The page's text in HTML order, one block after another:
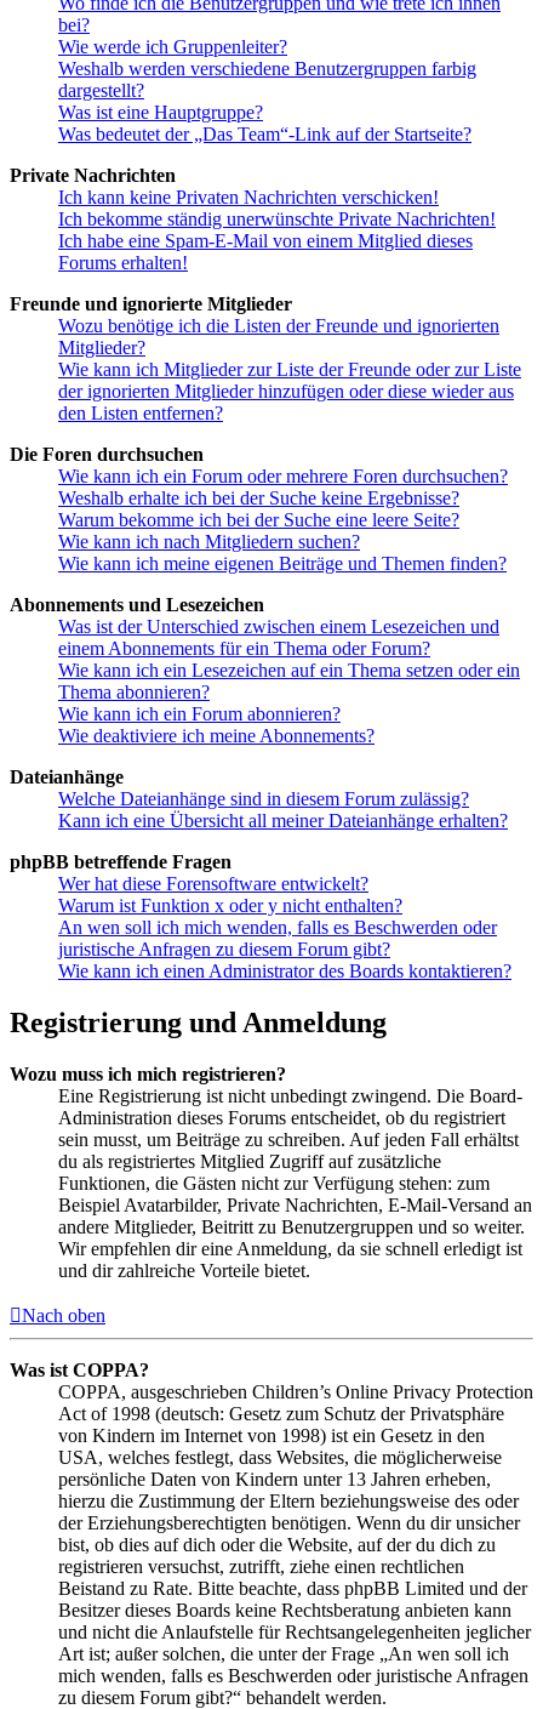
bei?
Wie werde ich Gruppenleiter?
Weshalb werden verschiedene Benutzergruppen farbig
dargestellt?
Was ist eine Hauptgruppe?
Was bedeutet der „Das Team“-Link auf der Startseite?
Private Nachrichten
Ich kann keine Privaten Nachrichten verschicken!
Ich bekomme ständig unerwünschte Private Nachrichten!
Ich habe eine Spam-E-Mail von einem Mitglied dieses
Forums erhalten!
Freunde und ignorierte Mitglieder
Wozu benötige ich die Listen der Freunde und ignorierten
Mitglieder?
Wie kann ich Mitglieder zur Liste der Freunde oder zur Liste
der ignorierten Mitglieder hinzufügen oder diese wieder aus
den Listen entfernen?
Die Foren durchsuchen
Wie kann ich ein Forum oder mehrere Foren durchsuchen?
Weshalb erhalte ich bei der Suche keine Ergebnisse?
Warum bekomme ich bei der Suche eine leere Seite?
Wie kann ich nach Mitgliedern suchen?
Wie kann ich meine eigenen Beiträge und Themen finden?
Abonnements und Lesezeichen
Was ist der Unterschied zwischen einem Lesezeichen und
einem Abonnements für ein Thema oder Forum?
Wie kann ich ein Lesezeichen auf ein Thema setzen oder ein
Thema abonnieren?
Wie kann ich ein Forum abonnieren?
Wie deaktiviere ich meine Abonnements?
Dateianhänge
Welche Dateianhänge sind in diesem Forum zulässig?
Kann ich eine Übersicht all meiner Dateianhänge erhalten?
phpBB betreffende Fragen
Wer hat diese Forensoftware entwickelt?
Warum ist Funktion x oder y nicht enthalten?
An wen soll ich mich wenden, falls es Beschwerden oder
juristische Anfragen zu diesem Forum gibt?
Wie kann ich einen Administrator des Boards kontaktieren?
Registrierung und Anmeldung
Wozu muss ich mich registrieren?
Eine Registrierung ist nicht unbedingt zwingend. Die Board-
Administration dieses Forums entscheidet, ob du registriert
sein musst, um Beiträge zu schreiben. Auf jeden Fall erhältst
du als registriertes Mitglied Zugriff auf zusätzliche
Funktionen, die Gästen nicht zur Verfügung stehen: zum
Beispiel Avatarbilder, Private Nachrichten, E-Mail-Versand an
andere Mitglieder, Beitritt zu Benutzergruppen und so weiter.
Wir empfehlen dir eine Anmeldung, da sie schnell erledigt ist
und dir zahlreiche Vorteile bietet.
Nach oben
Was ist COPPA?
COPPA, ausgeschrieben Children’s Online Privacy Protection
Act of 1998 (deutsch: Gesetz zum Schutz der Privatsphäre
von Kindern im Internet von 1998) ist ein Gesetz in den
USA, welches festlegt, dass Websites, die möglicherweise
persönliche Daten von Kindern unter 13 Jahren erheben,
hierzu die Zustimmung der Eltern beziehungsweise des oder
der Erziehungsberechtigten benötigen. Wenn du dir unsicher
bist, ob dies auf dich oder die Website, auf der du dich zu
registrieren versuchst, zutrifft, ziehe einen rechtlichen
Beistand zu Rate. Bitte beachte, dass phpBB Limited und der
Besitzer dieses Boards keine Rechtsberatung anbieten kann
und nicht die Anlaufstelle für Rechtsangelegenheiten jeglicher
Art ist; außer solchen, die unter der Frage „An wen soll ich
mich wenden, falls es Beschwerden oder juristische Anfragen
zu diesem Forum gibt?“ behandelt werden.